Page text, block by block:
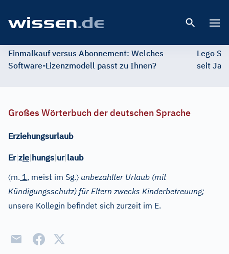
Einmalkauf versus Abonnement: Welches
Software-Lizenzmodell passt zu Ihnen?
Lego
seit
Großes Wörterbuch der deutschen Sprache
Erziehungsurlaub
Er|zie|hungs|ur|laub
〈m. 1, meist im Sg.〉 unbezahlter Urlaub (mit
Kündigungsschutz) für Eltern zwecks Kinderbetreuung;
unsere Kollegin befindet sich zurzeit im E.